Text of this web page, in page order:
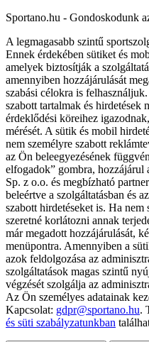
Sportano.hu - Gondoskodunk
A legmagasabb szintű
Ennek érdekében sütiket és
amelyek biztosítják a
amennyiben hozzájárulását
szabási célokra is
szabott tartalmak és hirdetések
érdeklődési köreihez
mérését. A sütik és mobil
nem személyre szabott
az Ön beleegyezésének
elfogadok” gombra,
Sp. z o.o. és megbízható
beleértve a szolgáltatásban és
szabott hirdetéseket is. Ha nem
szeretné korlátozni annak
már megadott hozzájárulását,
menüpontra. Amennyiben a
azok feldolgozása az
szolgáltatások magas szintű
végzését szolgálja az
Az Ön személyes adatainak
Kapcsolat: gdpr@sportano.hu.
és süti szabályzatunkban